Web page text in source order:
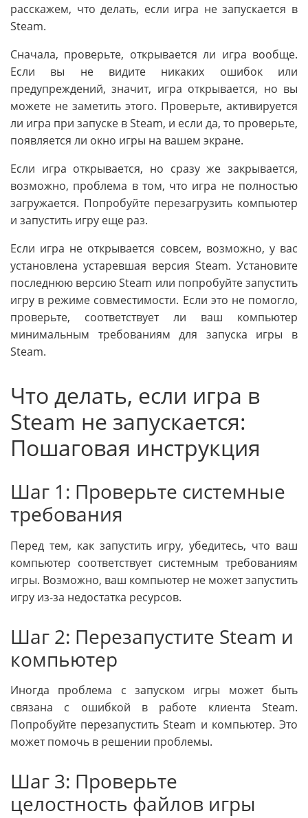
расскажем, что делать, если игра не запускается в
Steam.
Сначала, проверьте, открывается ли игра вообще.
Если вы не видите никаких ошибок или
предупреждений, значит, игра открывается, но вы
можете не заметить этого. Проверьте, активируется
ли игра при запуске в Steam, и если да, то проверьте,
появляется ли окно игры на вашем экране.
Если игра открывается, но сразу же закрывается,
возможно, проблема в том, что игра не полностью
загружается. Попробуйте перезагрузить компьютер
и запустить игру еще раз.
Если игра не открывается совсем, возможно, у вас
установлена устаревшая версия Steam. Установите
последнюю версию Steam или попробуйте запустить
игру в режиме совместимости. Если это не помогло,
проверьте, соответствует ли ваш компьютер
минимальным требованиям для запуска игры в
Steam.
Что делать, если игра в
Steam не запускается:
Пошаговая инструкция
Шаг 1: Проверьте системные
требования
Перед тем, как запустить игру, убедитесь, что ваш
компьютер соответствует системным требованиям
игры. Возможно, ваш компьютер не может запустить
игру из-за недостатка ресурсов.
Шаг 2: Перезапустите Steam и
компьютер
Иногда проблема с запуском игры может быть
связана с ошибкой в работе клиента Steam.
Попробуйте перезапустить Steam и компьютер. Это
может помочь в решении проблемы.
Шаг 3: Проверьте
целостность файлов игры